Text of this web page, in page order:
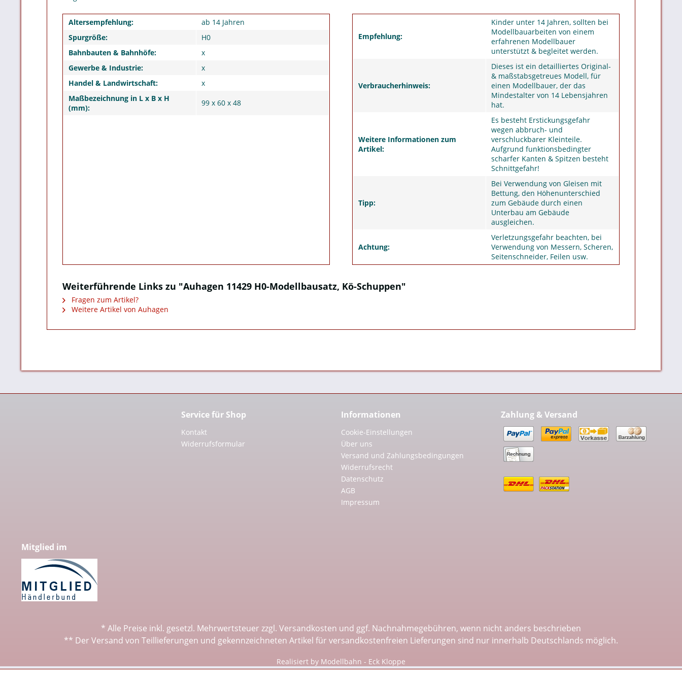
Altersempfehlung:
ab 14 Jahren
Spurgröße:
H0
Bahnbauten & Bahnhöfe:
x
Gewerbe & Industrie:
x
Handel & Landwirtschaft:
x
Maßbezeichnung in L x B x H
(mm):
99 x 60 x 48
Empfehlung:
Kinder unter 14 Jahren, sollten bei
Modellbauarbeiten von einem
erfahrenen Modellbauer
unterstützt & begleitet werden.
Verbraucherhinweis:
Dieses ist ein detailliertes Original-
& maßstabsgetreues Modell, für
einen Modellbauer, der das
Mindestalter von 14 Lebensjahren
hat.
Weitere Informationen zum
Artikel:
Es besteht Erstickungsgefahr
wegen abbruch- und
verschluckbarer Kleinteile.
Aufgrund funktionsbedingter
scharfer Kanten & Spitzen besteht
Schnittgefahr!
Tipp:
Bei Verwendung von Gleisen mit
Bettung, den Höhenunterschied
zum Gebäude durch einen
Unterbau am Gebäude
ausgleichen.
Achtung:
Verletzungsgefahr beachten, bei
Verwendung von Messern, Scheren,
Seitenschneider, Feilen usw.
Weiterführende Links zu "Auhagen 11429 H0-Modellbausatz, Kö-Schuppen"
Fragen zum Artikel?
Weitere Artikel von Auhagen
Service für Shop
Kontakt
Widerrufsformular
Informationen
Cookie-Einstellungen
Über uns
Versand und Zahlungsbedingungen
Widerrufsrecht
Datenschutz
AGB
Impressum
Zahlung & Versand
Mitglied im
* Alle Preise inkl. gesetzl. Mehrwertsteuer zzgl. Versandkosten und ggf. Nachnahmegebühren, wenn nicht anders beschrieben
** Der Versand von Teillieferungen und gekennzeichneten Artikel für versandkostenfreien Lieferungen sind nur innerhalb Deutschlands möglich.
Realisiert by Modellbahn - Eck Kloppe